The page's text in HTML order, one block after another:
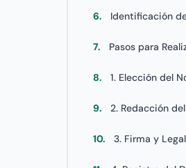
6. Identificación
7. Pasos para
8. 1. Elección del
9. 2. Redacción
10. 3. Firma y